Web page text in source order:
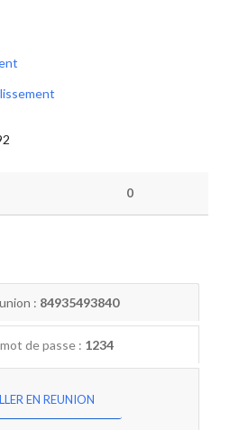
0
: 84935493840
de passe : 1234
EN REUNION